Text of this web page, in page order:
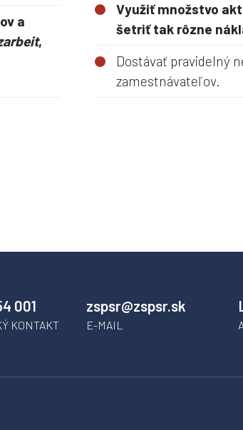
a
,
Využiť množstvo
šetriť tak rôzne
Dostávať pravidelný
zamestnávateľov.
001
KONTAKT
zspsr@zspsr.sk
E-MAIL